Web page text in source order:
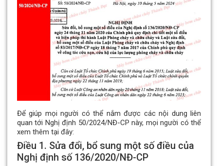
Để giúp mọi người có thể nắm được các nội dung liên
quan tới Nghị định 50/2024/NĐ-CP này, mọi người có thể
xem thêm tại đây:
Điều 1. Sửa đổi, bổ sung một số điều của
Nghị định số 136/2020/NĐ-CP